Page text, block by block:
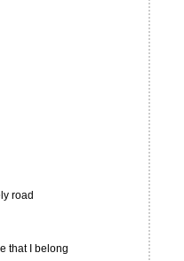
road
that I belong